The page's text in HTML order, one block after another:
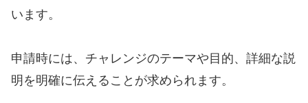
います。
申請時には、チャレンジのテーマや目的、詳細な説
明を明確に伝えることが求められます。